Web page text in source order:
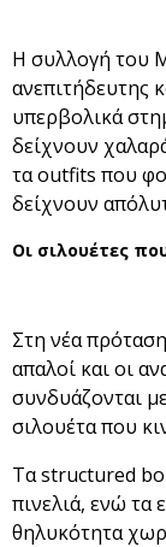
Η συλλογή του
ανεπιτήδευτης
υπερβολικά
δείχνουν
τα outfits που
δείχνουν
Οι σιλουέτες
Στη νέα
απαλοί και οι
συνδυάζονται
σιλουέτα που
Τα structured
πινελιά, ενώ
θηλυκότητα